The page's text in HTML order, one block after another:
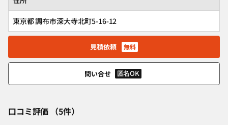
東京都 調布市深大寺北町5-16-12
見積依頼 無料
問い合せ 匿名OK
口コミ評価 （5件）